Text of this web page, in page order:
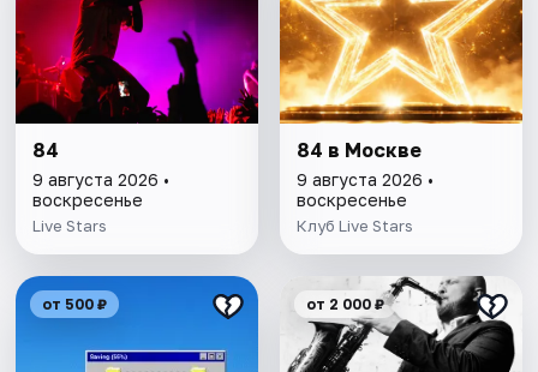
84
9 августа 2026 •
воскресенье
Live Stars
84 в Москве
9 августа 2026 •
воскресенье
Клуб Live Stars
от 500 ₽ от 2 000 ₽